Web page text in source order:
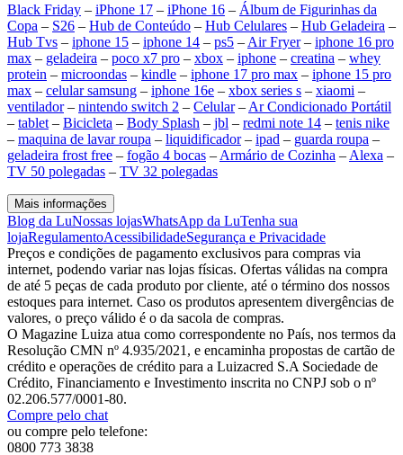
Black Friday – iPhone 17 – iPhone 16 – Álbum de Figurinhas da
Copa – S26 – Hub de Conteúdo – Hub Celulares – Hub Geladeira –
Hub Tvs – iphone 15 – iphone 14 – ps5 – Air Fryer– iphone 16 pro
max – geladeira – poco x7 pro – xbox – iphone – creatina – whey
protein – microondas – kindle – iphone 17 pro max – iphone 15 pro
max – celular samsung – iphone 16e – xbox series s – xiaomi –
ventilador– nintendo switch 2 – Celular– Ar Condicionado Portátil
– tablet – Bicicleta – Body Splash – jbl – redmi note 14 – tenis nike
– maquina de lavar roupa – liquidificador– ipad – guarda roupa –
geladeira frost free – fogão 4 bocas – Armário de Cozinha – Alexa –
TV 50 polegadas – TV 32 polegadas
Mais informações
Blog da LuNossas lojasWhatsApp da LuTenha sua
lojaRegulamentoAcessibilidadeSegurança e Privacidade
Preços e condições de pagamento exclusivos para compras via
internet, podendo variar nas lojas físicas. Ofertas válidas na compra
de até 5 peças de cada produto por cliente, até o término dos nossos
estoques para internet. Caso os produtos apresentem divergências de
valores, o preço válido é o da sacola de compras.
O Magazine Luiza atua como correspondente no País, nos termos da
Resolução CMN nº 4.935/2021, e encaminha propostas de cartão de
crédito e operações de crédito para a Luizacred S.A Sociedade de
Crédito, Financiamento e Investimento inscrita no CNPJ sob o nº
02.206.577/0001-80.
Compre pelo chat
ou compre pelo telefone:
0800 773 3838